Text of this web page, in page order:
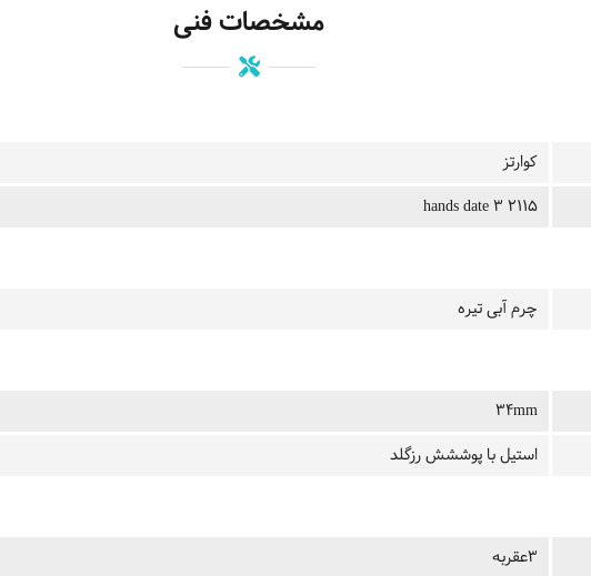
مشخصات فنی
کوارتز
2115 3 hands date
چرم آبی تیره
34mm
استیل با پوششش رزگلد
3عقربه